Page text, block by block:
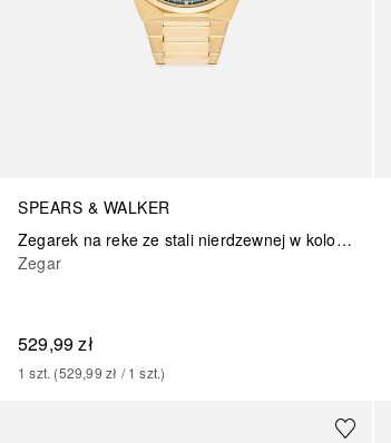
SPEARS & WALKER
Zegarek na reke ze stali nierdzewnej w kolorze zlotym
Zegar
529,99 zł
1 szt. (529,99 zł / 1 szt.)